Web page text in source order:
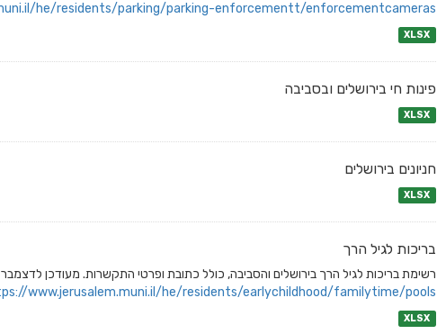
he/residents/parking/parking-enforcementt/enforcementcameras/
XLSX
פינות חי בירושלים ובסביבה
XLSX
חניונים בירושלים
XLSX
בריכות לגיל הרך
רשימת בריכות לגיל הרך בירושלים והסביבה, כולל כתובת ופרטי התקשרות. מעודכן לדצמבר 2023
www.jerusalem.muni.il/he/residents/earlychildhood/familytime/pools/
XLSX